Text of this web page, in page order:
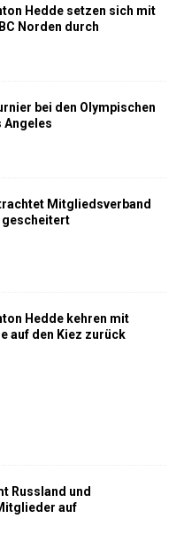
Hedde setzen sich mit
Norden durch
bei den Olympischen
Angeles
Mitgliedsverband
gescheitert
Hedde kehren mit
auf den Kiez zurück
Russland und
auf